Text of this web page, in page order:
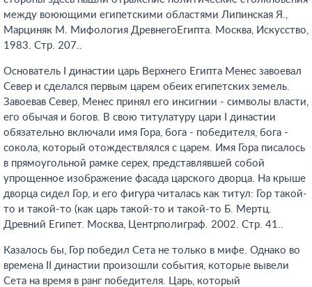
между воюющими египетскими областями Липинская Я.,
Марциняк М. Мифология ДревнегоЕгипта. Москва, Искусство,
1983. Стр. 207..
Основатель I династии царь Верхнего Египта Менес завоевал
Север и сделался первым царем обеих египетских земель.
Завоевав Север, Менес принял его инсигнии - символы власти,
его обычая и богов. В свою титулатуру цари I династии
обязательно включали имя Гора, бога - победителя, бога -
сокола, который отождествлялся с царем. Имя Гора писалось
в прямоугольной рамке серех, представлявшей собой
упрощенное изображение фасада царского дворца. На крыше
дворца сидел Гор, и его фигура читалась как титул: Гор такой-
то и такой-то (как царь такой-то и такой-то Б. Мертц.
Древний Египет. Москва, Центрполиграф. 2002. Стр. 41..
Казалось бы, Гор победил Сета не только в мифе. Однако во
времена II династии произошли события, которые вывели
Сета на время в ранг победителя. Царь, который